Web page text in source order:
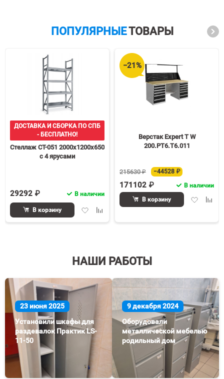
ПОПУЛЯРНЫЕТОВАРЫ
ДОСТАВКА И СБОРКА ПО СПБ
- БЕСПЛАТНО!
Стеллаж СТ-051 2000х1200х650
с 4 ярусами
29292 ₽ В наличии
ДобавитьДобавить
В корзину
−21%
Верстак Expert T W
200.PТ6.Т6.011
215630 ₽ −44528 ₽
171102 ₽ В наличии
Добавить
В корзину
НАШИ РАБОТЫ
23 июня 2025
Установили шкафы для
раздевалок Практик LS-
11-50
9 декабря 2024
Оборудовали
металлической мебелью
родильный дом